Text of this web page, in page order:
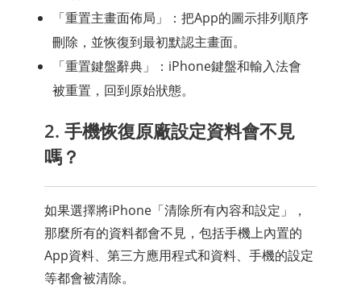
「重置主畫面佈局」：把App的圖示排列順序
刪除，並恢復到最初默認主畫面。
「重置鍵盤辭典」：iPhone鍵盤和輸入法會
被重置，回到原始狀態。
2. 手機恢復原廠設定資料會不見
嗎？
如果選擇將iPhone「清除所有內容和設定」，
那麼所有的資料都會不見，包括手機上內置的
App資料、第三方應用程式和資料、手機的設定
等都會被清除。